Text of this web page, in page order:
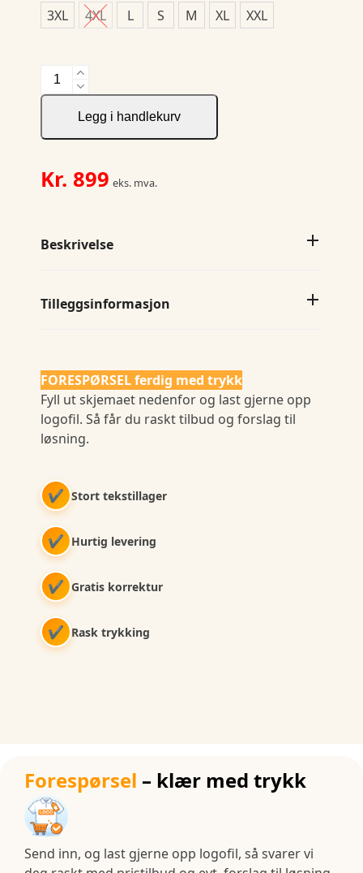
3XL
4XL L S M XL XXL
Blakely
Rollerneck
antall
Legg i handlekurv
Kr. 899 eks. mva.
Beskrivelse
Tilleggsinformasjon
FORESPØRSEL ferdig med trykk
Fyll ut skjemaet nedenfor og last gjerne opp
logofil. Så får du raskt tilbud og forslag til
løsning.
✔ Stort tekstillager
✔ Hurtig levering
✔ Gratis korrektur
✔ Rask trykking
Forespørsel – klær med trykk
Send inn, og last gjerne opp logofil, så svarer vi